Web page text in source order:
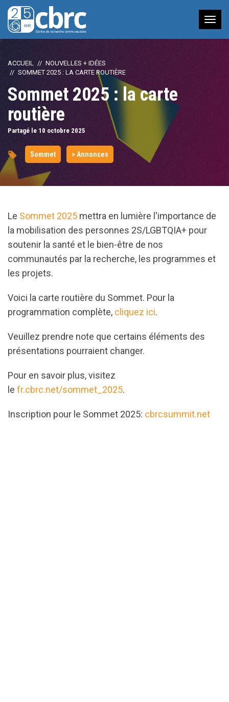
à
ACCUEIL
NOUVELLES + IDÉES
SOMMET 2025 : LA CARTE ROUTIÈRE
Sommet 2025 : la carte
routière
Partagé le 10 octobre 2025
Sommet > Annonces
Le Sommet 2025 mettra en lumière l'importance de
la mobilisation des personnes 2S/LGBTQIA+ pour
soutenir la santé et le bien-être de nos
communautés par la recherche, les programmes et
les projets.
Voici la carte routière du Sommet. Pour la
programmation complète, cliquez ici.
Veuillez prendre note que certains éléments des
présentations pourraient changer.
Pour en savoir plus, visitez
le fr.cbrc.net/sommet_2025.
Inscription pour le Sommet 2025: cbrcsummit.net